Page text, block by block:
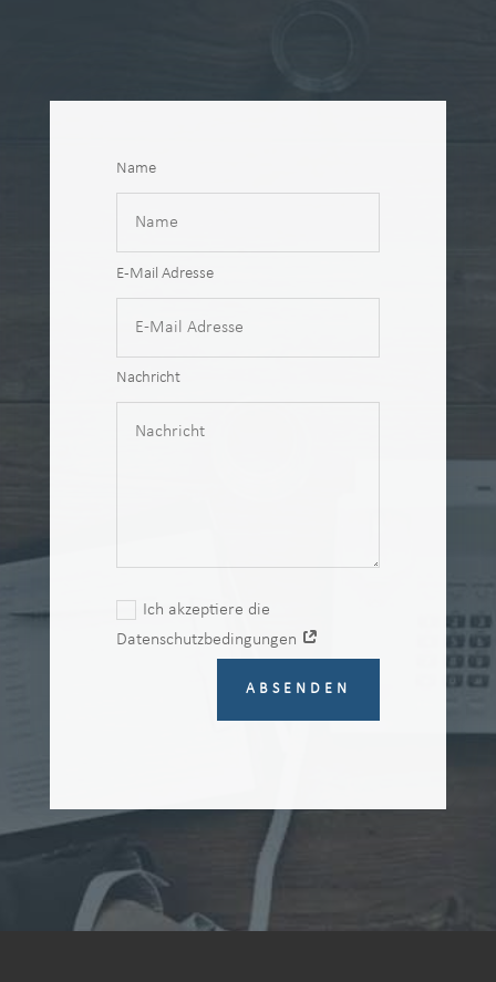
Name
E-Mail Adresse
Nachricht
Ich akzeptiere die
Datenschutzbedingungen
ABSENDEN